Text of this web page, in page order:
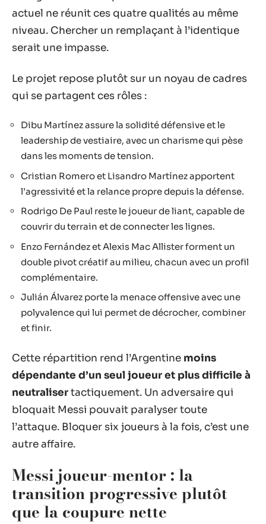
actuel ne réunit ces quatre qualités au même
niveau. Chercher un remplaçant à l’identique
serait une impasse.
Le projet repose plutôt sur un noyau de cadres
qui se partagent ces rôles :
Dibu Martínez assure la solidité défensive et le
leadership de vestiaire, avec un charisme qui pèse
dans les moments de tension.
Cristian Romero et Lisandro Martínez apportent
l’agressivité et la relance propre depuis la défense.
Rodrigo De Paul reste le joueur de liant, capable de
couvrir du terrain et de connecter les lignes.
Enzo Fernández et Alexis Mac Allister forment un
double pivot créatif au milieu, chacun avec un profil
complémentaire.
Julián Álvarez porte la menace offensive avec une
polyvalence qui lui permet de décrocher, combiner
et finir.
Cette répartition rend l’Argentine moins
dépendante d’un seul joueur et plus difficile à
neutralisertactiquement. Un adversaire qui
bloquait Messi pouvait paralyser toute
l’attaque. Bloquer six joueurs à la fois, c’est une
autre affaire.
Messi joueur-mentor : la
transition progressive plutôt
que la coupure nette